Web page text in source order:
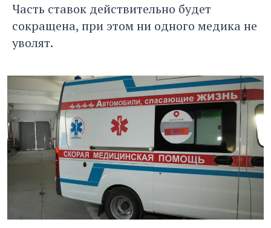
Часть ставок действительно будет
сокращена, при этом ни одного медика не
уволят.